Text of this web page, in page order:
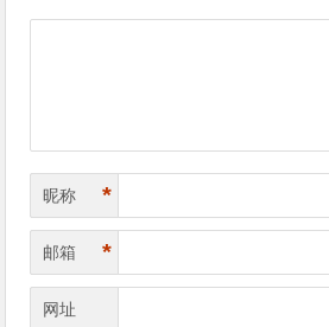
昵称 *
邮箱 *
网址